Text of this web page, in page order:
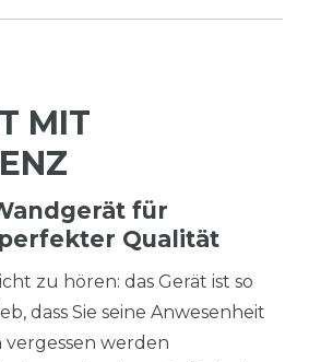
MIT
für
Qualität
zu hören: das Gerät ist so
dass Sie seine Anwesenheit
werden